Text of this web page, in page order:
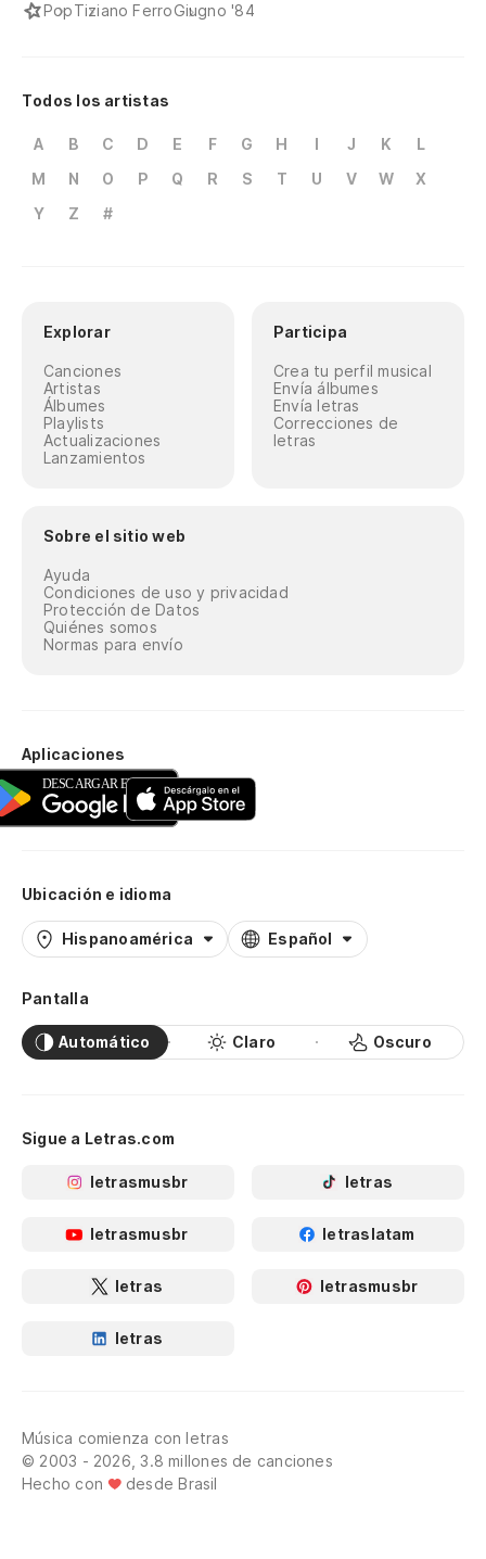
PopTiziano FerroGiugno '84
Todos los artistas
A B C D E F G H I J K
L
M
N O P Q R S T U V W
X
Y
Z #
Explorar
Canciones
Artistas
Álbumes
Playlists
Actualizaciones
Lanzamientos
Participa
Crea tu perfil musical
Envía álbumes
Envía letras
Correcciones de
letras
Sobre el sitio web
Ayuda
Condiciones de uso y privacidad
Protección de Datos
Quiénes somos
Normas para envío
Aplicaciones
Ubicación e idioma
Hispanoamérica Español
Pantalla
Automático Claro Oscuro
Sigue a Letras.com
letrasmusbr letras
letrasmusbr letraslatam
letras letrasmusbr
letras
Música comienza con letras
© 2003 - 2026, 3.8 millones de canciones
Hecho con
desde Brasil